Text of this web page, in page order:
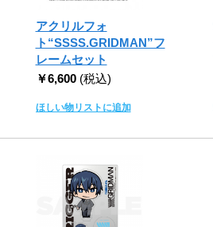
アクリルフォ
ト“SSSS.GRIDMAN”フ
レームセット
￥6,600 (税込)
ほしい物リストに追加